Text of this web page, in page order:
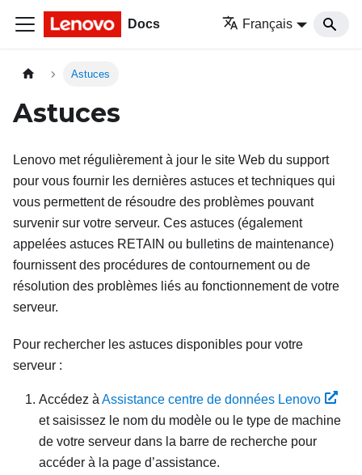
Docs Français
Astuces
Astuces
Lenovo met régulièrement à jour le site Web du support
pour vous fournir les dernières astuces et techniques qui
vous permettent de résoudre des problèmes pouvant
survenir sur votre serveur. Ces astuces (également
appelées astuces RETAIN ou bulletins de maintenance)
fournissent des procédures de contournement ou de
résolution des problèmes liés au fonctionnement de votre
serveur.
Pour rechercher les astuces disponibles pour votre
serveur :
Accédez à Assistance centre de données Lenovo
et saisissez le nom du modèle ou le type de machine
de votre serveur dans la barre de recherche pour
accéder à la page d’assistance.